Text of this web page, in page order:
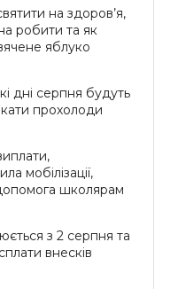
на здоров’я,
робити та як
яблуко
дні серпня будуть
прохолоди
мобілізації,
школярам
з 2 серпня та
внесків